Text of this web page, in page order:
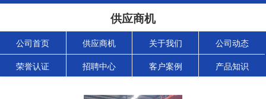
供应商机
公司首页 供应商机 关于我们 公司动态
荣誉认证 招聘中心 客户案例 产品知识